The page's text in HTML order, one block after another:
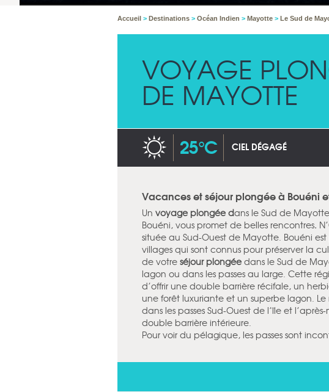
Accueil > Destinations > Océan Indien > Mayotte > Le Sud de
VOYAGE
DE MAYOTTE
25°C CIEL DÉGAGÉ
Vacances et séjour plongée à Bouéni
Un voyage plongée dans le Sud de
Bouéni, vous promet de belles rencontres.
située au Sud-Ouest de Mayotte. Bouéni
villages qui sont connus pour préserver la
de votre séjour plongée dans le Sud de
lagon ou dans les passes au large. Cette
d’offrir une double barrière récifale, un
une forêt luxuriante et un superbe lagon.
dans les passes Sud-Ouest de l’île et
double barrière intérieure.
Pour voir du pélagique, les passes sont